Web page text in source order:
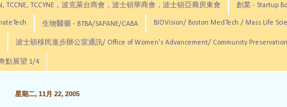
TCCNE, TCCYNE，波克萊台商會，波士頓華商會，波士頓亞裔房東會 創業 - Startup
生物醫藥 - BTBA/SAPANE/CABA BIOVision/ Boston MedTech / Mass Life
波士頓移民進步辦公室通訊/ Office of Women's Advancement/ Community
點展望 1/4
星期二, 11月 22, 2005